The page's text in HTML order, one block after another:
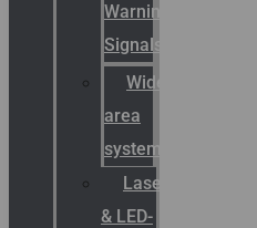
Warning
Signals
Wide
area
systemen
Laserbelijning
& LED-